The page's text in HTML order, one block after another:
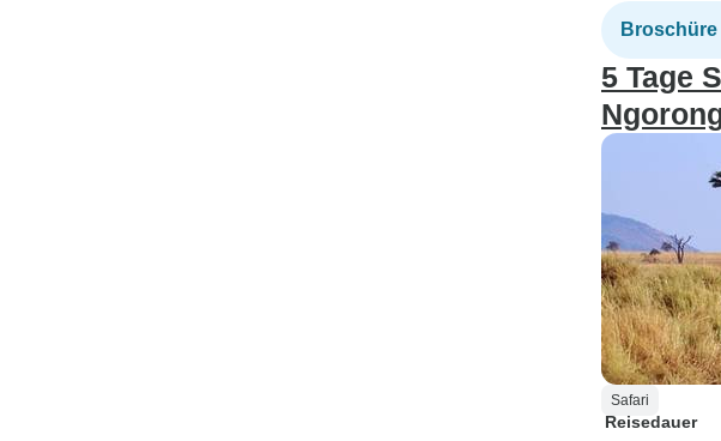
5 Tage
Safari
Reisedauer